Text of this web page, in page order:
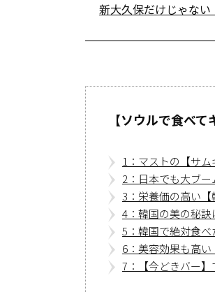
新大久保だけじゃな
【ソウルで食べ
1：マストの【サ
2：日本でも大ブ
3：栄養価の高い
4：韓国の美の秘訣
5：韓国で絶対食べ
6：美容効果も高
7：【今どきバー